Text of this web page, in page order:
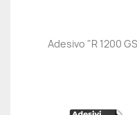
Adesivo "R 1200